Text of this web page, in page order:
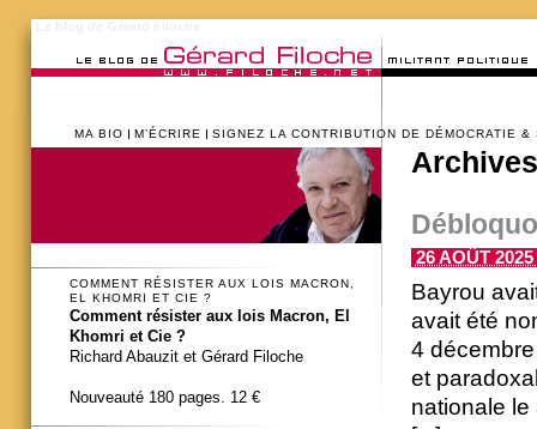
MA BIO M’ÉCRIRE SIGNEZ LA CONTRIBUTION DE DÉMOCRATIE &
26 AOÛT
Bayrou
avait été
4
et
nationale le
COMMENT RÉSISTER AUX LOIS MACRON,
EL KHOMRI ET CIE ?
Comment résister aux lois Macron, El
Khomri et Cie ?
Richard Abauzit et Gérard Filoche
Nouveauté 180 pages. 12 €